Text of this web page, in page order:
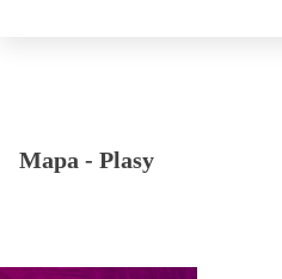
Mapa - Plasy